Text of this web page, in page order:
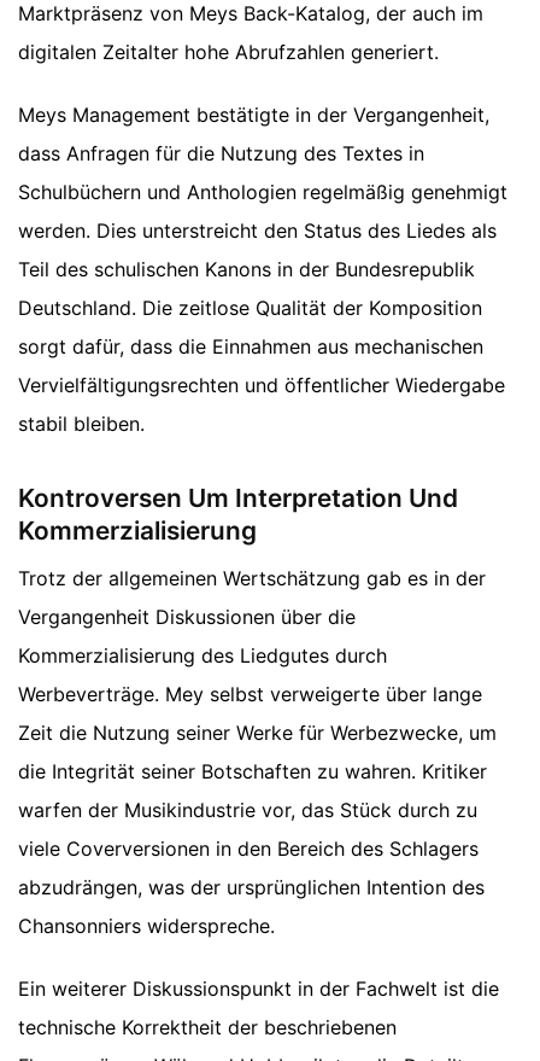
Marktpräsenz von Meys Back-Katalog, der auch im
digitalen Zeitalter hohe Abrufzahlen generiert.
Meys Management bestätigte in der Vergangenheit,
dass Anfragen für die Nutzung des Textes in
Schulbüchern und Anthologien regelmäßig genehmigt
werden. Dies unterstreicht den Status des Liedes als
Teil des schulischen Kanons in der Bundesrepublik
Deutschland. Die zeitlose Qualität der Komposition
sorgt dafür, dass die Einnahmen aus mechanischen
Vervielfältigungsrechten und öffentlicher Wiedergabe
stabil bleiben.
Kontroversen Um Interpretation Und
Kommerzialisierung
Trotz der allgemeinen Wertschätzung gab es in der
Vergangenheit Diskussionen über die
Kommerzialisierung des Liedgutes durch
Werbeverträge. Mey selbst verweigerte über lange
Zeit die Nutzung seiner Werke für Werbezwecke, um
die Integrität seiner Botschaften zu wahren. Kritiker
warfen der Musikindustrie vor, das Stück durch zu
viele Coverversionen in den Bereich des Schlagers
abzudrängen, was der ursprünglichen Intention des
Chansonniers widerspreche.
Ein weiterer Diskussionspunkt in der Fachwelt ist die
technische Korrektheit der beschriebenen